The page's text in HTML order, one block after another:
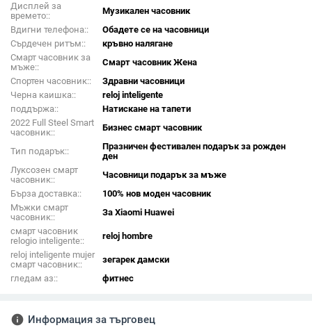
Дисплей за
времето::
Музикален часовник
Вдигни телефона::
Обадете се на часовници
Сърдечен ритъм::
кръвно налягане
Смарт часовник за
мъже::
Смарт часовник Жена
Спортен часовник::
Здравни часовници
Черна каишка::
reloj inteligente
поддържа::
Натискане на тапети
2022 Full Steel Smart
часовник::
Бизнес смарт часовник
Тип подарък::
Празничен фестивален подарък за рожден
ден
Луксозен смарт
часовник::
Часовници подарък за мъже
Бърза доставка::
100% нов моден часовник
Мъжки смарт
часовник::
За Xiaomi Huawei
смарт часовник
relogio inteligente::
reloj hombre
reloj inteligente mujer
смарт часовник::
зегарек дамски
гледам аз::
фитнес
info Информация за търговец